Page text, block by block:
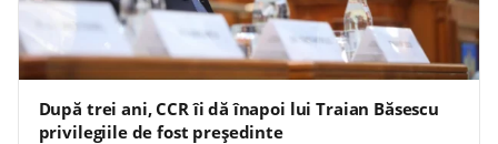
După trei ani, CCR îi dă înapoi lui Traian Băsescu
privilegiile de fost președinte